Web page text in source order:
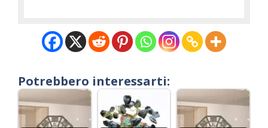
Potrebbero interessarti: